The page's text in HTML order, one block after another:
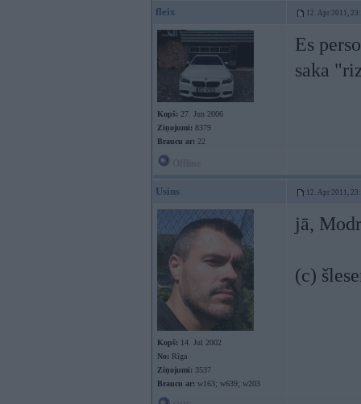
fleix 12. Apr 2011,
Kopš: 27. Jun 2006
Ziņojumi: 8379
Braucu ar: 22
Es
saka
Usins 12. Apr 2011,
Kopš: 14. Jul 2002
No: Rīga
Ziņojumi: 3537
Braucu ar: w163; w639; w203
jā,
(c)